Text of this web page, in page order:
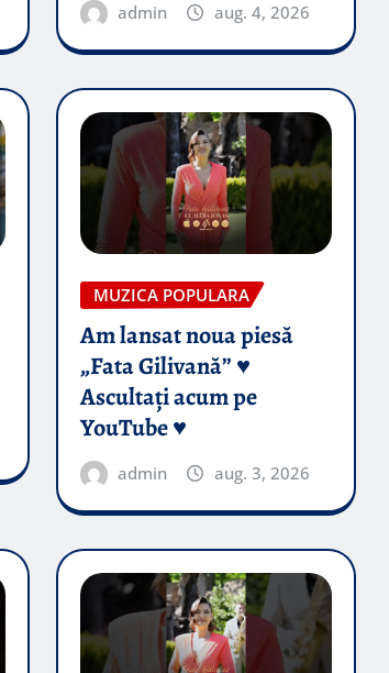
admin aug. 4, 2026
MUZICA POPULARA
Am lansat noua piesă
„Fata Gilivană” ♥️
Ascultați acum pe
YouTube ♥️
admin aug. 3, 2026